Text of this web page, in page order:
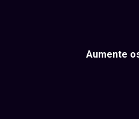
Aumente